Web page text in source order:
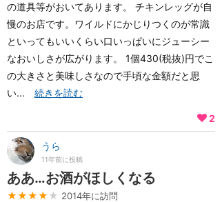
の道具等がおいてあります。 チキンレッグが自
慢のお店です。ワイルドにかじりつくのが常識
といってもいいくらい口いっぱいにジューシー
なおいしさが広がります。 1個430(税抜)円でこ
の大きさと美味しさなので手頃な金額だと思
い... 続きを読む
2
うら
11年前に投稿
ああ…お酒がほしくなる
★★★★ ★ 2014年に訪問